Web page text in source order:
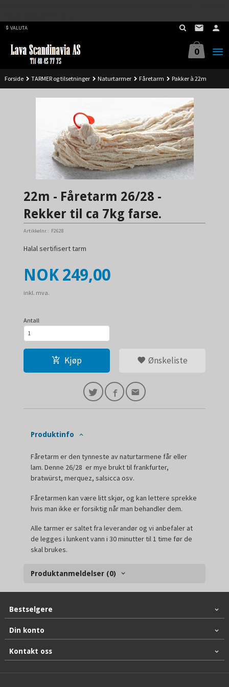
VALUTA
0
Forside TARMER og tilsetninger Naturtarmer Fåretarm Pakker à 22m
22m - Fåretarm 26/28 -
Rekker til ca 7kg farse.
Artikkelnr.: F2628
Halal sertifisert tarm
Pris
NOK 249,00
inkl. mva.
Antall
Kjøp Ønskeliste
Produktinfo
Fåretarm er den tynneste av naturtarmene får eller
lam. Denne 26/28 er mye brukt til frankfurter,
bratwürst, merquez, salsicca osv.
Fåretarmen kan være litt skjør, og kan lettere sprekke
hvis man ikke er forsiktig når man behandler dem.
Alle tarmer er saltet fra leverandør og vi anbefaler at
de legges i lunkent vann i30 minutter til 1 time før de
skal brukes.
Produktanmeldelser (0)
Bestselgere
Din konto
Kontakt oss